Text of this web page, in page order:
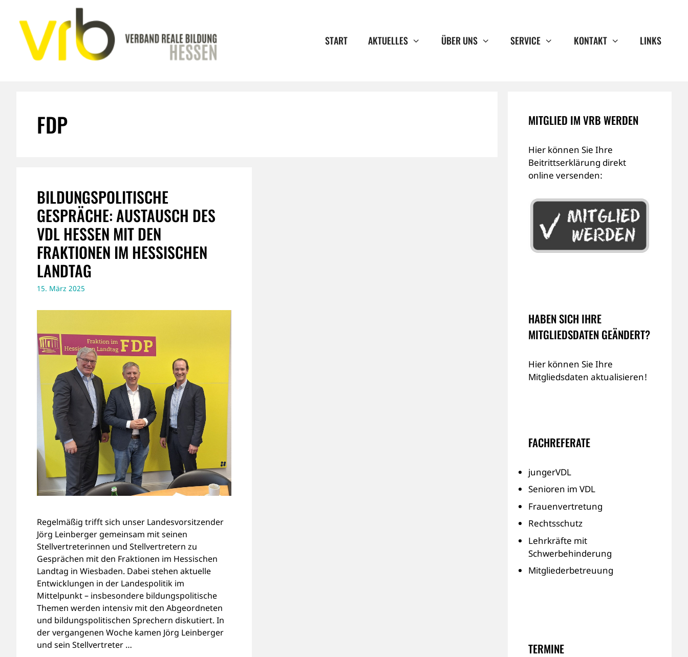
Inhalt
springen
START AKTUELLES ÜBER UNS SERVICE KONTAKT LINKS
FDP
BILDUNGSPOLITISCHE
GESPRÄCHE: AUSTAUSCH DES
VDL HESSEN MIT DEN
FRAKTIONEN IM HESSISCHEN
LANDTAG
15. März 2025
Regelmäßig trifft sich unser Landesvorsitzender
Jörg Leinberger gemeinsam mit seinen
Stellvertreterinnen und Stellvertretern zu
Gesprächen mit den Fraktionen im Hessischen
Landtag in Wiesbaden. Dabei stehen aktuelle
Entwicklungen in der Landespolitik im
Mittelpunkt – insbesondere bildungspolitische
Themen werden intensiv mit den Abgeordneten
und bildungspolitischen Sprechern diskutiert. In
der vergangenen Woche kamen Jörg Leinberger
und sein Stellvertreter …
MITGLIED IM VRB WERDEN
Hier können Sie Ihre
Beitrittserklärung direkt
online versenden:
HABEN SICH IHRE
MITGLIEDSDATEN GEÄNDERT?
Hier können Sie Ihre
Mitgliedsdaten aktualisieren!
FACHREFERATE
jungerVDL
Senioren im VDL
Frauenvertretung
Rechtsschutz
Lehrkräfte mit
Schwerbehinderung
Mitgliederbetreuung
TERMINE